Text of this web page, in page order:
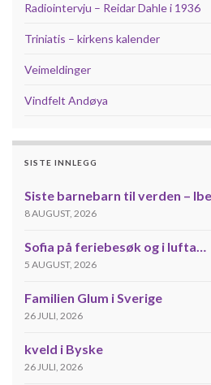
Radiointervju – Reidar Dahle i 1936
Triniatis – kirkens kalender
Veimeldinger
Vindfelt Andøya
SISTE INNLEGG
Siste barnebarn til verden –
8 AUGUST, 2026
Sofia på feriebesøk og i lufta…
5 AUGUST, 2026
Familien Glum i Sverige
26 JULI, 2026
kveld i Byske
26 JULI, 2026